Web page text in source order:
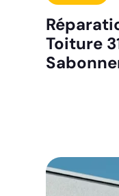
Toiture